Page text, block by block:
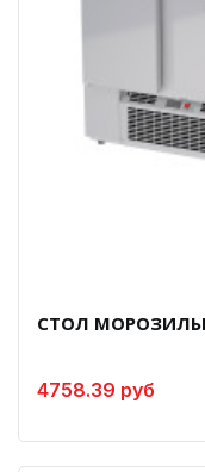
СТОЛ
4758.39 руб